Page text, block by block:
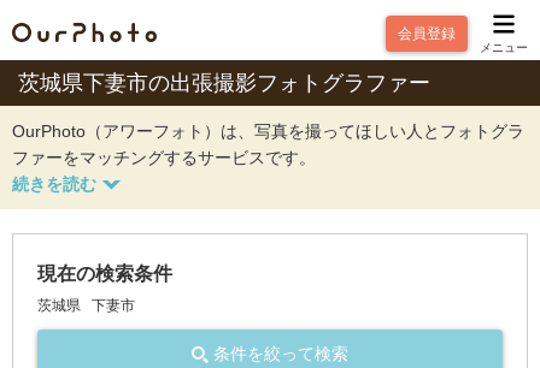
会員登録
メニュー
茨城県下妻市の出張撮影フォトグラファー
OurPhoto（アワーフォト）は、写真を撮ってほしい人とフォトグラ
ファーをマッチングするサービスです。
現在の検索条件
茨城県 下妻市
条件を絞って検索